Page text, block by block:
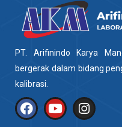
PT. Arifinindo Karya
bergerak dalam bidang
kalibrasi.